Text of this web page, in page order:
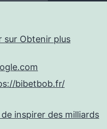
sur Obtenir plus
bibetbob.fr/
inspirer des milliards